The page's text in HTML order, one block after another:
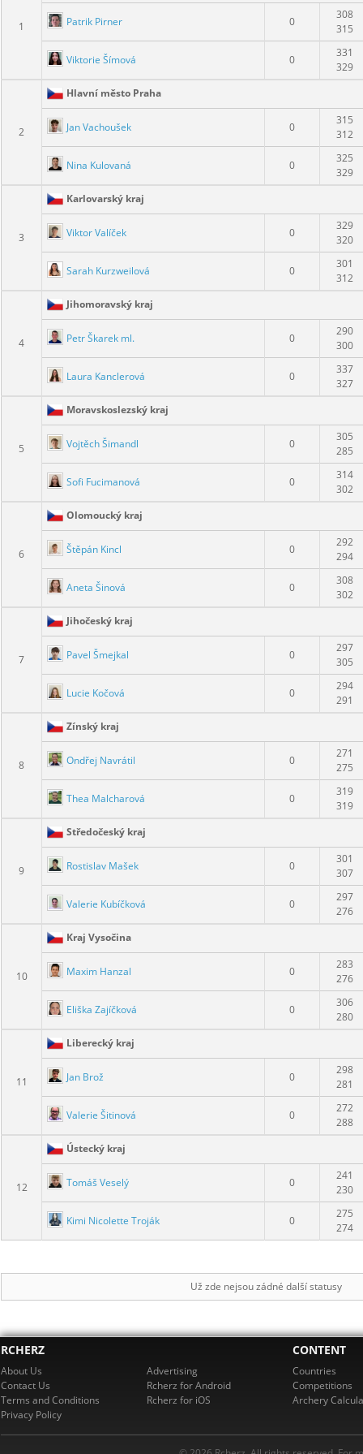
1 Patrik Pirner 0
308
315
Viktorie Šímová 0
331
329
2
Hlavní město Praha
Jan Vachoušek 0
315
312
Nina Kulovaná 0
325
329
3
Karlovarský kraj
Viktor Valíček 0
329
320
Sarah Kurzweilová 0
301
312
4
Jihomoravský kraj
Petr Škarek ml. 0
290
300
Laura Kanclerová 0
337
327
5
Moravskoslezský kraj
Vojtěch Šimandl 0
305
285
Sofi Fucimanová 0
314
302
6
Olomoucký kraj
Štěpán Kincl 0
292
294
Aneta Šinová 0
308
302
7
Jihočeský kraj
Pavel Šmejkal 0
297
305
Lucie Kočová 0
294
291
8
Zínský kraj
Ondřej Navrátil 0
271
275
Thea Malcharová 0
319
319
9
Středočeský kraj
Rostislav Mašek 0
301
307
Valerie Kubíčková 0
297
276
10
Kraj Vysočina
Maxim Hanzal 0
283
276
Eliška Zajíčková 0
306
280
11
Liberecký kraj
Jan Brož 0
298
281
Valerie Šitinová 0
272
288
12
Ústecký kraj
Tomáš Veselý 0
241
230
Kimi Nicolette Troják 0
275
274
Už zde nejsou zádné další statusy
RCHERZ
About Us
Contact Us
Terms and Conditions
Privacy Policy
Advertising
Rcherz for Android
Rcherz for iOS
CONTENT
Countries
Competitions
Archery